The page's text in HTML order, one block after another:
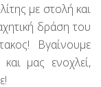
με στολή και
δράση του
Βγαίνουμε
μας ενοχλεί,